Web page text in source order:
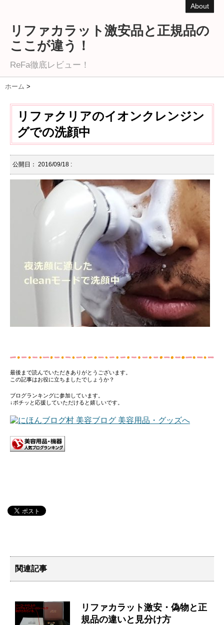
About
リファカラット激安品と正規品の
ここが違う！
ReFa徹底レビュー！
ホーム >
リファクリアのイオンクレンジン
グでの洗顔中
公開日： 2016/09/18 :
最後まで読んでいただきありがとうございます。
この記事はお役に立ちましたでしょうか？
ブログランキングに参加しています。
↓ポチッと応援していただけると嬉しいです。
関連記事
リファカラット激安・偽物と正
規品の違いと見分け方